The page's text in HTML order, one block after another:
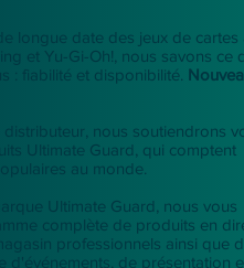
longue date des jeux de cartes
et Yu-Gi-Oh!, nous savons ce
: fiabilité et disponibilité.
distributeur, nous soutiendrons
Ultimate Guard, qui comptent
au monde.
Ultimate Guard, nous vous
complète de produits en
professionnels ainsi que
d'événements, de présentation